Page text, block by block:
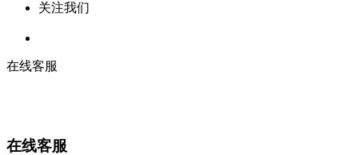
关注我们
在线客服
在线客服